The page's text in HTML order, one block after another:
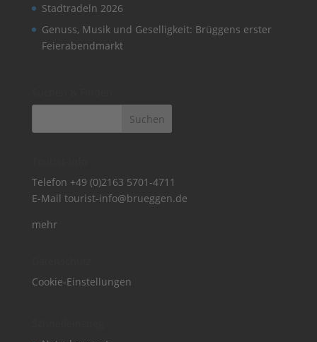
Stadtradeln 2026
Genuss, Musik und Geselligkeit: Brüggens erster
Feierabendmarkt
Telefon +49 (0)2163 5701-4711
E-Mail tourist-info@brueggen.de
mehr
Cookie-Einstellungen